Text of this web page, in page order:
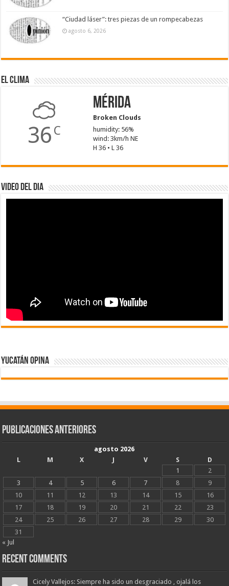
“Ciudad láser”: tres piezas de un rompecabezas
agosto 6, 2026
El Clima
36 C
Mérida
Broken Clouds
humidity: 56%
wind: 3km/h NE
H 36 • L 36
Video del dia
Yucatán Opina
Publicaciones Anteriores
agosto 2026
L
M X J V S
D
1
2
3
4 5 6 7 8
9
10
11 12 13 14 15
16
17
18 19 20 21 22
23
24
25 26 27 28 29
30
31
« Jul
Recent Comments
Cicely Vallejos: Siempre ha sido un desgraciado , ojalá los